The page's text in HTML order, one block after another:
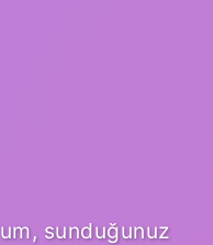
sunduğunuz